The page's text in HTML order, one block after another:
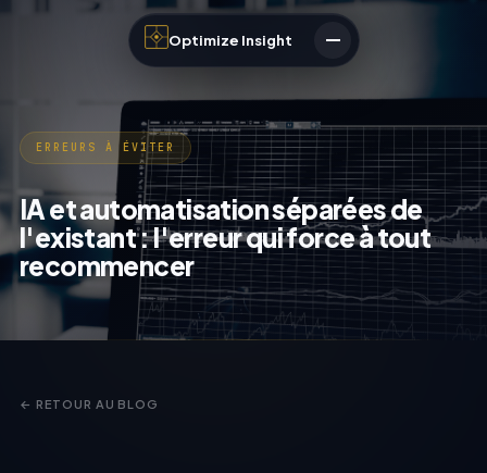
Optimize Insight
ERREURS À ÉVITER
IA et automatisation séparées de
l'existant : l'erreur qui force à tout
recommencer
← RETOUR AU BLOG